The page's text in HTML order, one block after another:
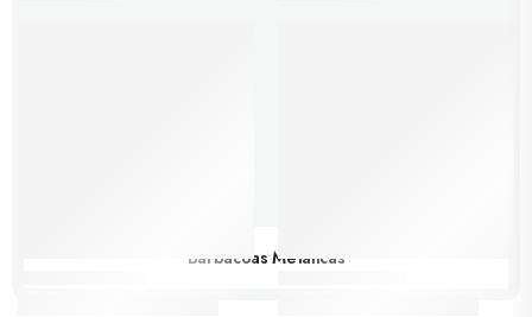
Barbacoas Metálicas